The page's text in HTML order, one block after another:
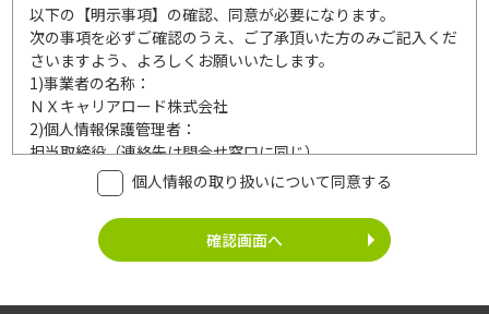
以下の【明示事項】の確認、同意が必要になります。
次の事項を必ずご確認のうえ、ご了承頂いた方のみご記入くだ
さいますよう、よろしくお願いいたします。
1)事業者の名称：
ＮＸキャリアロード株式会社
2)個人情報保護管理者：
担当取締役（連絡先は問合せ窓口に同じ）
利用目的：
ご記入頂いた個人情報は、次の利用目的達成の範囲内において
利用いたします。
個人情報の利用
個人情報の取り扱いについて同意する